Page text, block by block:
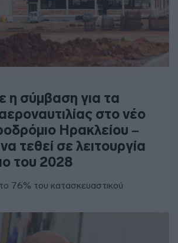
η σύμβαση για τα
στο νέο
Ηρακλείου –
τεθεί σε λειτουργία
του 2028
76% του κατασκευαστικού